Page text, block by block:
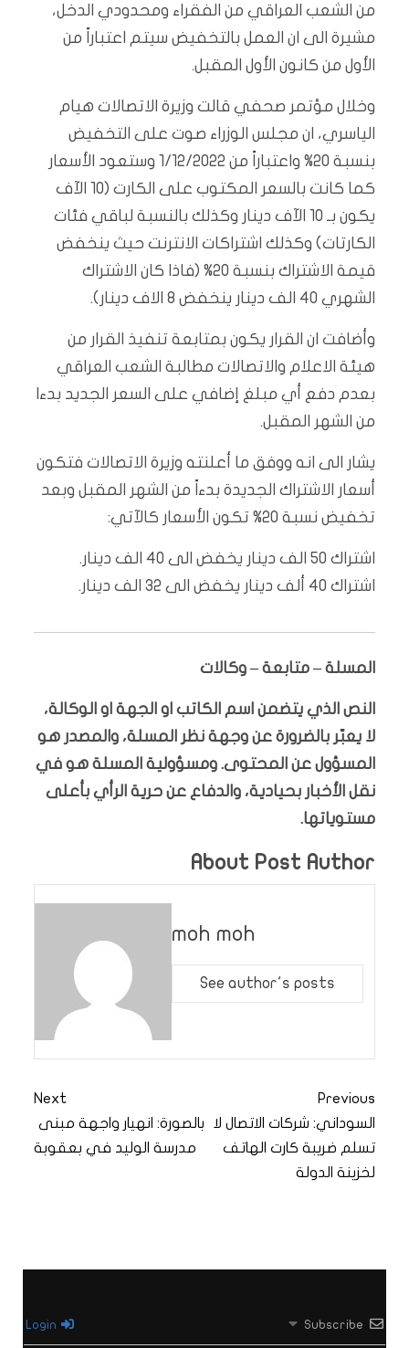
من الشعب العراقي من الفقراء ومحدودي الدخل،
مشيرة الى ان العمل بالتخفيض سيتم اعتباراً من
الأول من كانون الأول المقبل.
وخلال مؤتمر صحفي قالت وزيرة الاتصالات هيام
الياسري، ان مجلس الوزراء صوت على التخفيض
بنسبة 20% واعتباراً من 1/12/2022 وستعود الأسعار
كما كانت بالسعر المكتوب على الكارت (10 الآف
يكون بـ 10 الآف دينار وكذلك بالنسبة لباقي فئات
الكارتات) وكذلك اشتراكات الانترنت حيث ينخفض
قيمة الاشتراك بنسبة 20% (فاذا كان الاشتراك
الشهري 40 الف دينار ينخفض 8 الاف دينار).
وأضافت ان القرار يكون بمتابعة تنفيذ القرار من
هيئة الاعلام والاتصالات مطالبة الشعب العراقي
بعدم دفع أي مبلغ إضافي على السعر الجديد بدءا
من الشهر المقبل.
يشار الى انه ووفق ما أعلنته وزيرة الاتصالات فتكون
أسعار الاشتراك الجديدة بدءاً من الشهر المقبل وبعد
تخفيض نسبة 20% تكون الأسعار كالآتي:
اشتراك 50 الف دينار يخفض الى 40 الف دينار.
اشتراك 40 ألف دينار يخفض الى 32 الف دينار.
المسلة – متابعة – وكالات
النص الذي يتضمن اسم الكاتب او الجهة او الوكالة،
لا يعبّر بالضرورة عن وجهة نظر المسلة، والمصدر هو
المسؤول عن المحتوى. ومسؤولية المسلة هو في
نقل الأخبار بحيادية، والدفاع عن حرية الرأي بأعلى
مستوياتها.
About Post Author
moh moh
See author's posts
Previous
السوداني: شركات الاتصال لا
تسلم ضريبة كارت الهاتف
لخزينة الدولة
Next
بالصورة: انهيار واجهة مبنى
مدرسة الوليد في بعقوبة
Subscribe